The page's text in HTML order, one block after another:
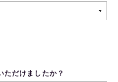
ただけましたか？